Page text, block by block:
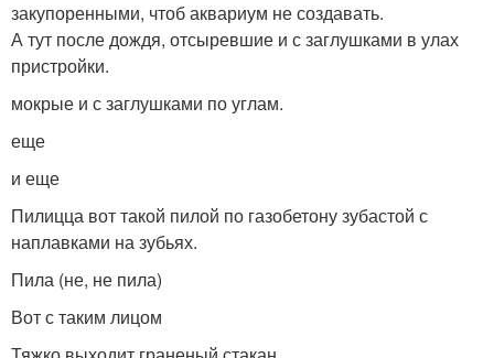
закупоренными, чтоб аквариум не создавать.
А тут после дождя, отсыревшие и с заглушками в улах
пристройки.
мокрые и с заглушками по углам.
еще
и еще
Пилицца вот такой пилой по газобетону зубастой с
наплавками на зубьях.
Пила (не, не пила)
Вот с таким лицом